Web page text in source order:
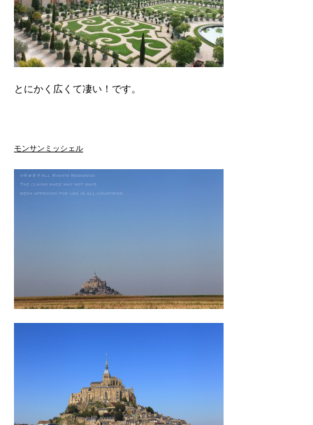
とにかく広くて凄い！です。
モンサンミッシェル